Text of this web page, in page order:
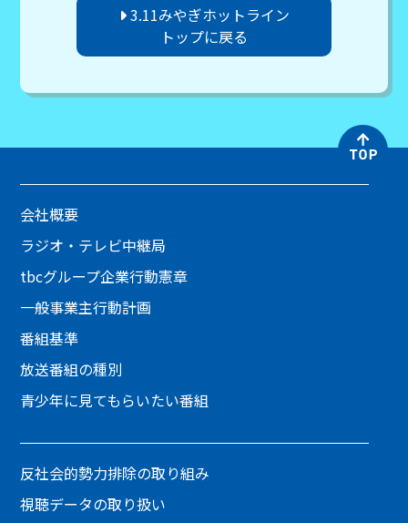
3.11みやぎホットライン
トップに戻る
会社概要
ラジオ・テレビ中継局
tbcグループ企業行動憲章
一般事業主行動計画
番組基準
放送番組の種別
青少年に見てもらいたい番組
反社会的勢力排除の取り組み
視聴データの取り扱い